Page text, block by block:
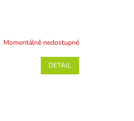
Momentálně nedostupné
DETAIL